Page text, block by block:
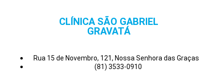
CLÍNICA SÃO GABRIEL
GRAVATÁ
Rua 15 de Novembro, 121, Nossa Senhora das Graças
(81) 3533-0910